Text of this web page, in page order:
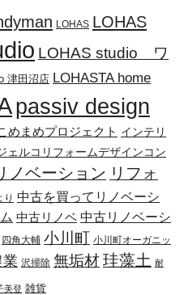
LOHAS LOHAS
LOHAS studio ワ
津田沼店 LOHASTA home
passiv design
めまめプロジェクト インテリ
ェルコリフォームデザインコン
ノベーション リフォ
り 中古を買ってリノベーシ
中古リノベ 中古リノベーシ
四角大輔 小川町 小川町オーガニッ
沢掃除 無垢材珪藻土 耐
美登 雑貨